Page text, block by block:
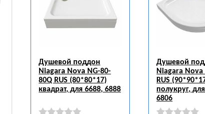
Душевой поддон
Niagara Nova NG-80-
80Q RUS (80*80*17)
квадрат, для 6688, 6888
Душевой
Niagara Nova
RUS
полукруг,
6806